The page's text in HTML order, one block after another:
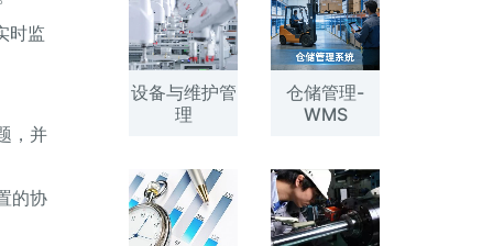
时监
，并
的协
设备与维护管
理
仓储管理-
WMS